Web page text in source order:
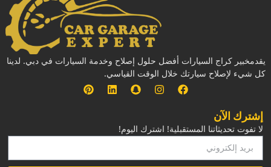
يقدمخبير كراج السيارات أفضل حلول إصلاح وخدمة السيارات في دبي. لدينا
كل شيء لإصلاح سيارتك خلال الوقت القياسي.
إشترك الآن
لا تفوت تحديثاتنا المستقبلية! اشترك اليوم!